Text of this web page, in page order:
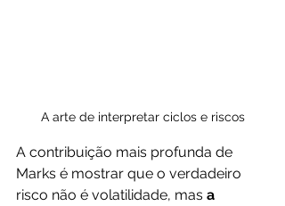
A arte de interpretar ciclos e riscos
A contribuição mais profunda de
Marks é mostrar que o verdadeiro
risco não é volatilidade, mas a